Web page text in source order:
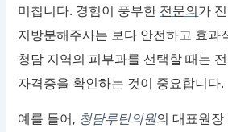
미칩니다. 경험이 풍부한 전문의가
지방분해주사는 보다 안전하고 효과
청담 지역의 피부과를 선택할 때는
자격증을 확인하는 것이 중요합니다.
예를 들어, 청담루틴의원의 대표원